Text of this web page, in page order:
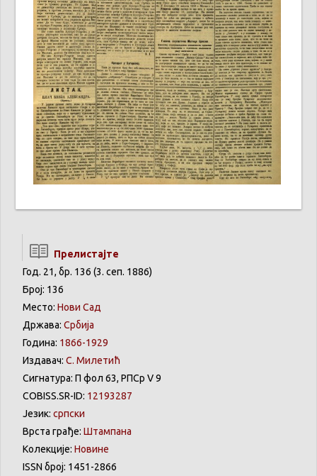
Прелистајте
Год. 21, бр. 136 (3. сеп. 1886)
Број: 136
Место: Нови Сад
Држава: Србија
Година: 1866-1929
Издавач: С. Милетић
Сигнатура: П фол 63, РПСр V 9
COBISS.SR-ID: 12193287
Језик: српски
Врста грађе: Штампана
Колекције: Новине
ISSN број: 1451-2866